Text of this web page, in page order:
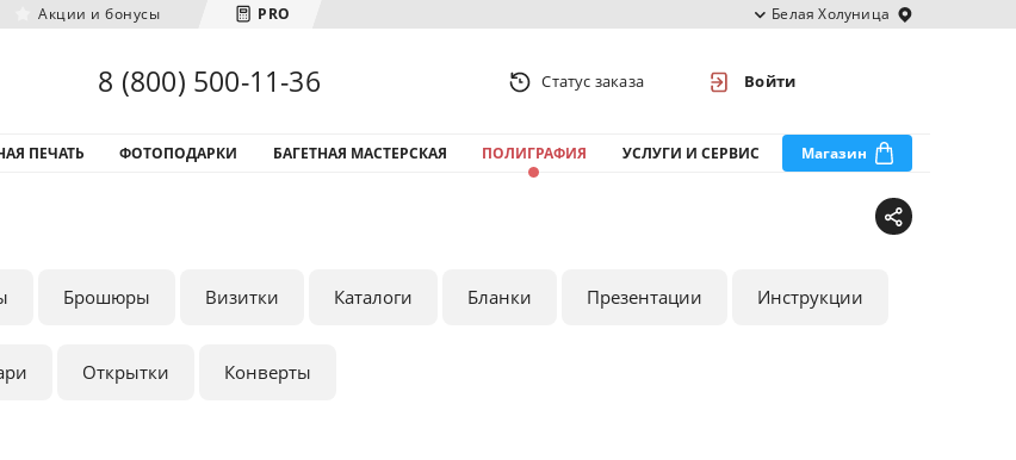
Акции и бонусы PRO Белая Холуница
Загрузка городов...
8 (800) 500-11-36 Статус заказа Войти
ПЕЧАТЬ ФОТОПОДАРКИ БАГЕТНАЯ МАСТЕРСКАЯ ПОЛИГРАФИЯ УСЛУГИ И СЕРВИС Магазин
Брошюры Визитки Каталоги Бланки Презентации Инструкции
Открытки Конверты